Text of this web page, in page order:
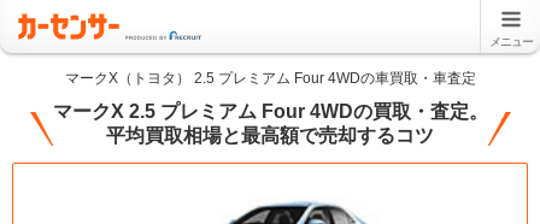
メニュー
マークX（トヨタ） 2.5 プレミアム Four 4WDの車買取・車査定
マークX 2.5 プレミアム Four 4WDの買取・査定。
平均買取相場と最高額で売却するコツ